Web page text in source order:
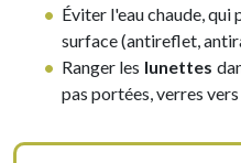
Éviter l'eau chaude,
surface (antireflet,
Ranger les lunettes
pas portées, verres